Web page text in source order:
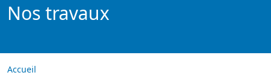
Nos travaux
Accueil